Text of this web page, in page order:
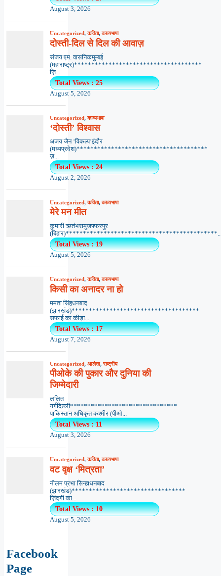
August 3, 2026
Uncategorized,कविता,काव्यभाषा
दोस्ती-दिल से दिल की आवाज़
संजय एम. वासनिकमुम्बई
(महाराष्ट्र)*************************************
ज़ि...
Total Views : 25
August 5, 2026
Uncategorized,काव्यभाषा
‘दोस्ती’ विश्वास
अजय जैन ‘विकल्प’इंदौर
(मध्यप्रदेश)**************************************
ज़...
Total Views : 24
August 2, 2026
Uncategorized,कविता,काव्यभाषा
मेरे मन मीत
कुमारी ऋतंभरामुजफ्फरपुर
Total Views : 19
August 5, 2026
Uncategorized,कविता,काव्यभाषा
किसी का अनादर ना हो
ममता सिंहधनबाद
(झारखंड)*************************************
सफाई का कीड़ा...
Total Views : 17
August 7, 2026
Uncategorized, आलेख,राष्ट्रीय
पीओके की पुकार और दुनिया की
जिम्मेदारी
ललित
गर्गदिल्ली*******************************
पाकिस्तान अधिकृत कश्मीर (पीओ...
Total Views : 11
August 3, 2026
Uncategorized,कविता,काव्यभाषा
वट वृक्ष ‘मित्रता’
नीलम प्रभा सिन्हाधनबाद
(झारखंड)*********************************
ज़िंदगी का...
Total Views : 10
August 5, 2026
Facebook
Page